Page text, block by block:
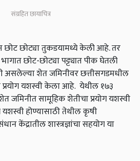
संग्रहित छायाचित्र
छोट्या तुकडयामध्ये केली आहे. तर
छोट-छोट्या पट्ट्यात पीक घेतली
असलेल्या शेत जमिनीवर छत्तीसगडमधील
यशस्वी केला आहे. येथील १७३
जमिनीत सामूहिक शेतीचा प्रयोग यशस्वी
यशस्वी होण्यासाठी तेथील कृषी
केंद्रातील शास्त्रज्ञांचा सहयोग या